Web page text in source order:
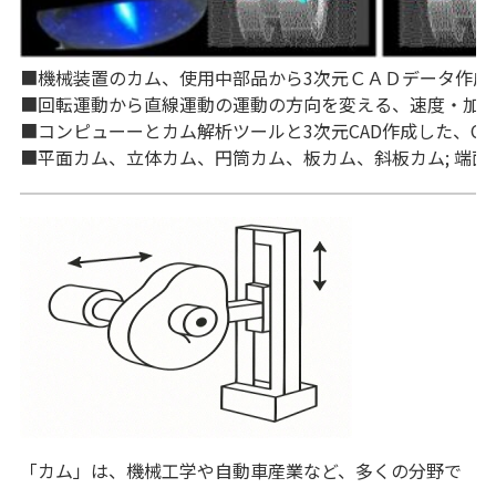
■機械装置のカム、使用中部品から3次元ＣＡＤデータ作
■回転運動から直線運動の運動の方向を変える、速度・加
■コンピューーとカム解析ツールと3次元CAD作成した、
■平面カム、立体カム、円筒カム、板カム、斜板カム; 端
「カム」は、機械工学や自動車産業など、多くの分野で